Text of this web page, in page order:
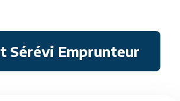
Sérévi Emprunteur